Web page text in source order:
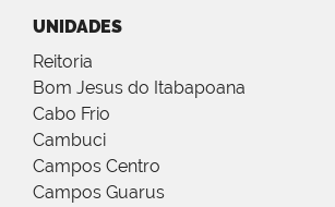
UNIDADES
Reitoria
Bom Jesus do Itabapoana
Cabo Frio
Cambuci
Campos Centro
Campos Guarus